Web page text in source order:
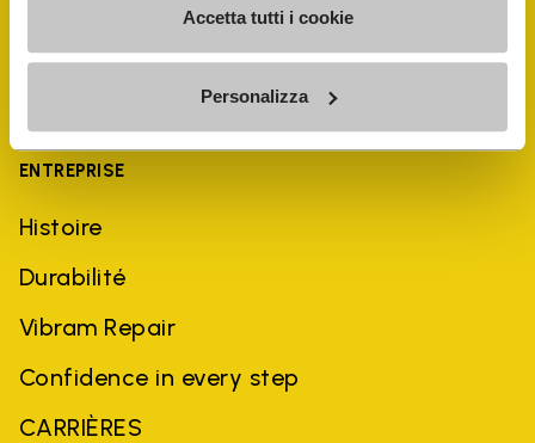
Accetta tutti i cookie
Personalizza
ENTREPRISE
Histoire
Durabilité
Vibram Repair
Confidence in every step
CARRIÈRES